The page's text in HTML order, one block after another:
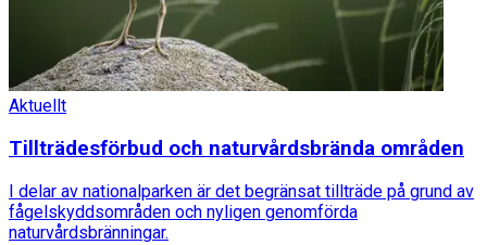
Aktuellt
Tillträdesförbud och naturvårdsbrända områden
I delar av nationalparken är det begränsat tillträde på grund av
fågelskyddsområden och nyligen genomförda
naturvårdsbränningar.